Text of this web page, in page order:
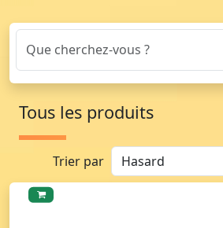
Tous les produits
Trier par